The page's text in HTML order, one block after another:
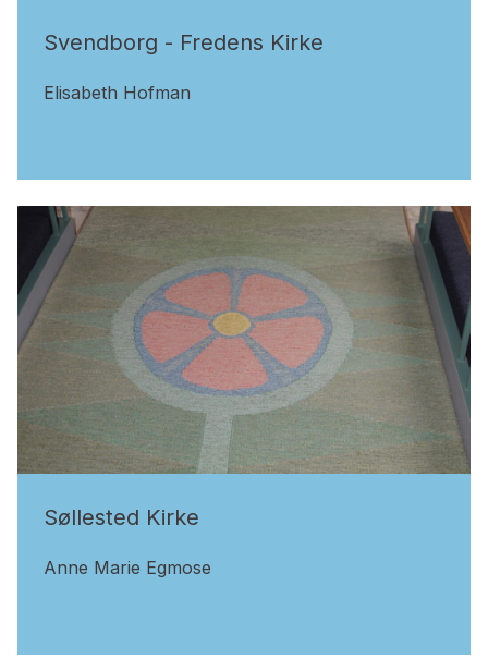
Svendborg - Fredens Kirke
Elisabeth Hofman
Søllested Kirke
Anne Marie Egmose